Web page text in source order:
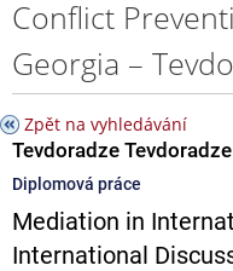
Conflict
Georgia –
Zpět na vyhledávání
Tevdoradze Tevdoradze
Diplomová práce
Mediation in
International